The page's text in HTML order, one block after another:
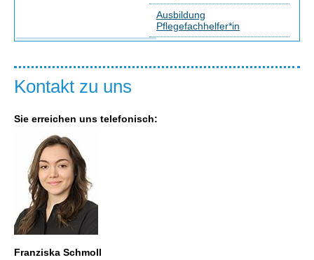
Ausbildung
Pflegefachhelfer*in
Kontakt zu uns
Sie erreichen uns telefonisch:
Franziska Schmoll